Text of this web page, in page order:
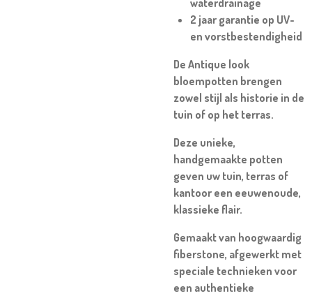
waterdrainage
2 jaar garantie op UV-
en vorstbestendigheid
De Antique look
bloempotten brengen
zowel stijl als historie in de
tuin of op het terras.
Deze unieke,
handgemaakte potten
geven uw tuin, terras of
kantoor een eeuwenoude,
klassieke flair.
Gemaakt van hoogwaardig
fiberstone, afgewerkt met
speciale technieken voor
een authentieke